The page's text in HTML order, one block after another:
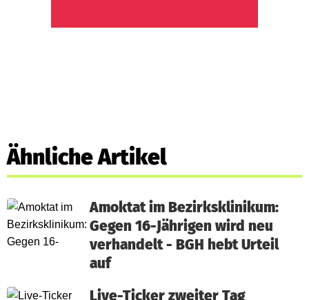
Ähnliche Artikel
Amoktat im Bezirksklinikum:
Gegen 16-Jährigen wird neu
verhandelt - BGH hebt Urteil
auf
Live-Ticker zweiter Tag